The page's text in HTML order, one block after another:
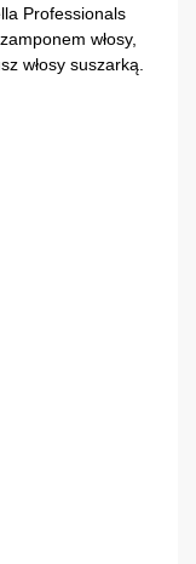
Professionals
włosy,
włosy suszarką.